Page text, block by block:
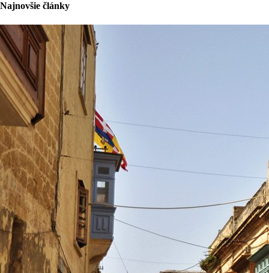
Najnovšie články